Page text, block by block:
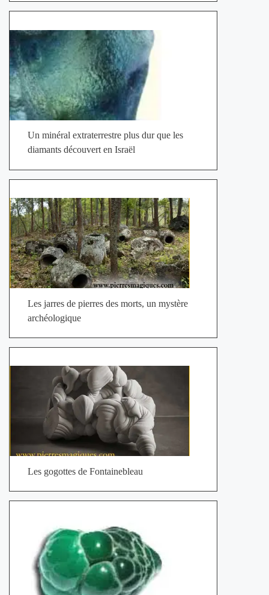
Un minéral extraterrestre plus dur que les
diamants découvert en Israël
Les jarres de pierres des morts, un mystère
archéologique
Les gogottes de Fontainebleau